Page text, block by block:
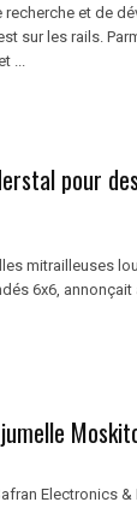
et de
sur les rails.
...
pour
mitrailleuses
6x6,
Electronics